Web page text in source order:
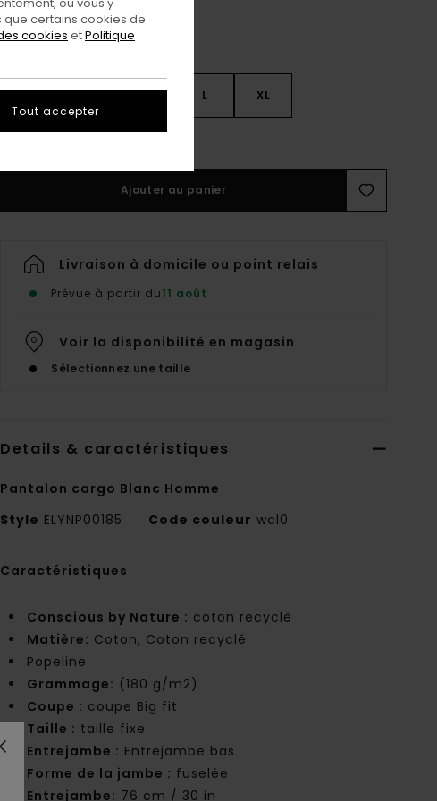
XS S M L XL
Ajouter au panier
Livraison à domicile ou point relais
Prévue à partir du11 août
Voir la disponibilité en magasin
Sélectionnez une taille
Details & caractéristiques
Pantalon cargo Blanc Homme
Style ELYNP00185 Code couleur wcl0
Caractéristiques
Conscious by Nature : coton recyclé
Matière: Coton, Coton recyclé
Popeline
Grammage: (180 g/m2)
Coupe : coupe Big fit
Taille : taille fixe
Entrejambe : Entrejambe bas
Forme de la jambe : fuselée
Entrejambe: 76 cm / 30 in
certains cookies de
cookies etPolitique
Tout accepter